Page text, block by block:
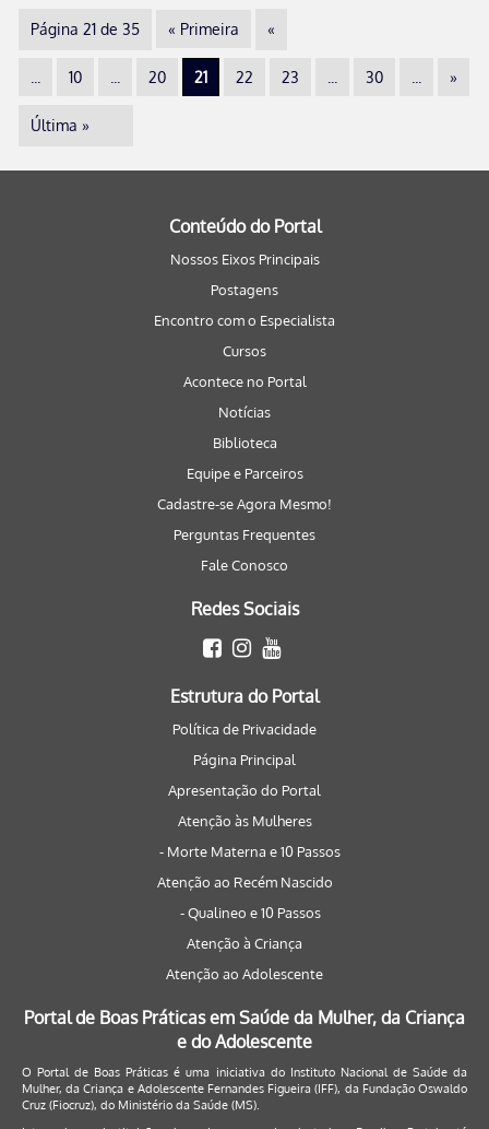
Página 21 de 35 « Primeira «
10 20 21 22 23 30 »
Última »
Conteúdo do Portal
Nossos Eixos Principais
Postagens
Encontro com o Especialista
Cursos
Acontece no Portal
Notícias
Biblioteca
Equipe e Parceiros
Cadastre-se Agora Mesmo!
Perguntas Frequentes
Fale Conosco
Redes Sociais
Estrutura do Portal
Política de Privacidade
Página Principal
Apresentação do Portal
Atenção às Mulheres
- Morte Materna e 10 Passos
Atenção ao Recém Nascido
- Qualineo e 10 Passos
Atenção à Criança
Atenção ao Adolescente
Portal de Boas Práticas em Saúde da Mulher, da Criança
e do Adolescente
O Portal de Boas Práticas é uma iniciativa do Instituto Nacional de Saúde da
Mulher, da Criança e Adolescente Fernandes Figueira (IFF), da Fundação Oswaldo
Cruz (Fiocruz), do Ministério da Saúde (MS).